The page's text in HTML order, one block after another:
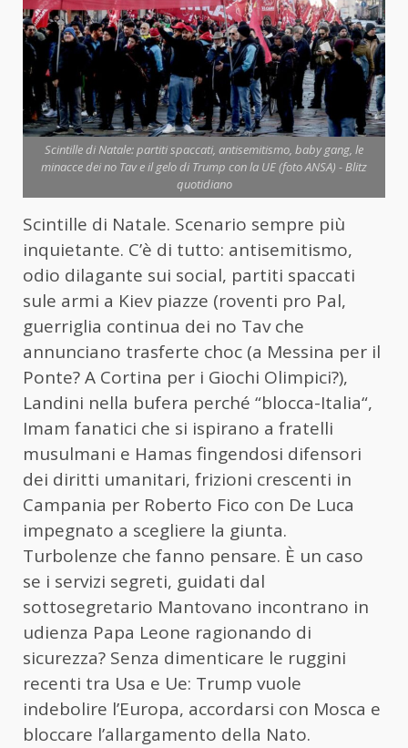
Scintille di Natale: partiti spaccati, antisemitismo, baby gang, le
minacce dei no Tav e il gelo di Trump con la UE (foto ANSA) - Blitz
quotidiano
Scintille di Natale. Scenario sempre più
inquietante. C’è di tutto: antisemitismo,
odio dilagante sui social, partiti spaccati
sule armi a Kiev piazze (roventi pro Pal,
guerriglia continua dei no Tav che
annunciano trasferte choc (a Messina per il
Ponte? A Cortina per i Giochi Olimpici?),
Landini nella bufera perché “blocca-Italia“,
Imam fanatici che si ispirano a fratelli
musulmani e Hamas fingendosi difensori
dei diritti umanitari, frizioni crescenti in
Campania per Roberto Fico con De Luca
impegnato a scegliere la giunta.
Turbolenze che fanno pensare. È un caso
se i servizi segreti, guidati dal
sottosegretario Mantovano incontrano in
udienza Papa Leone ragionando di
sicurezza? Senza dimenticare le ruggini
recenti tra Usa e Ue: Trump vuole
indebolire l’Europa, accordarsi con Mosca e
bloccare l’allargamento della Nato.